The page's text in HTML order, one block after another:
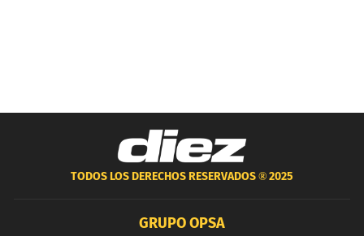
TODOS LOS DERECHOS RESERVADOS ®2025
GRUPO OPSA